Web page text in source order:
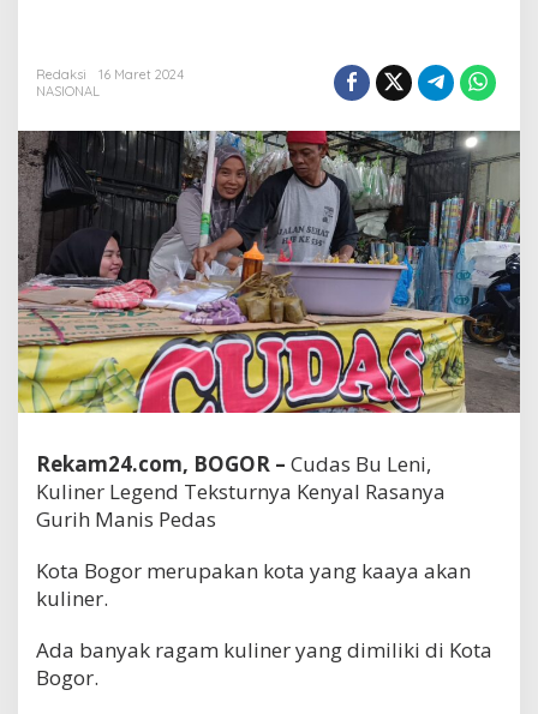
Redaksi
16 Maret 2024
NASIONAL
Rekam24.com, BOGOR – Cudas Bu Leni,
Kuliner Legend Teksturnya Kenyal Rasanya
Gurih Manis Pedas
Kota Bogor merupakan kota yang kaaya akan
kuliner.
Ada banyak ragam kuliner yang dimiliki di Kota
Bogor.